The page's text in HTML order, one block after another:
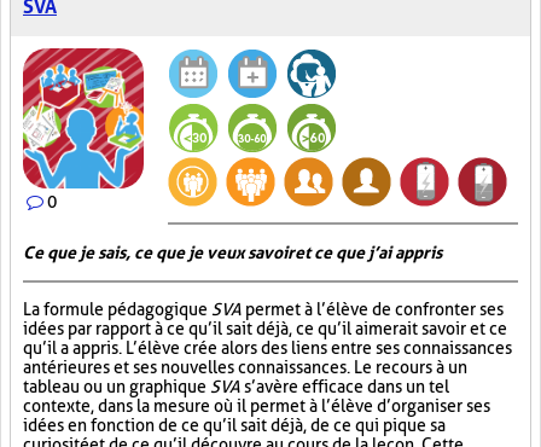
SVA
0
Ce que je sais, ce que je veux savoir et ce que j’ai appris
La formule pédagogique SVA permet à l’élève de confronter ses
idées par rapport à ce qu’il sait déjà, ce qu’il aimerait savoir et ce
qu’il a appris. L’élève crée alors des liens entre ses connaissances
antérieures et ses nouvelles connaissances. Le recours à un
tableau ou un graphique SVA s’avère efficace dans un tel
contexte, dans la mesure où il permet à l’élève d’organiser ses
idées en fonction de ce qu’il sait déjà, de ce qui pique sa